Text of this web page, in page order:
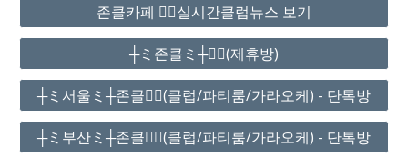
존클카페 ❤️‍🔥실시간클럽뉴스 보기
┼ミ존클ミ┼❤️‍🔥(제휴방)
┼ミ서울ミ┼존클❤️‍🔥(클럽/파티룸/가라오케) - 단톡방
┼ミ부산ミ┼존클❤️‍🔥(클럽/파티룸/가라오케) - 단톡방